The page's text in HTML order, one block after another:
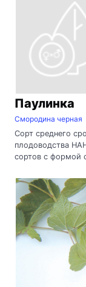
Паулинка
Смородина черная
Сорт среднего
плодоводства
сортов с формой